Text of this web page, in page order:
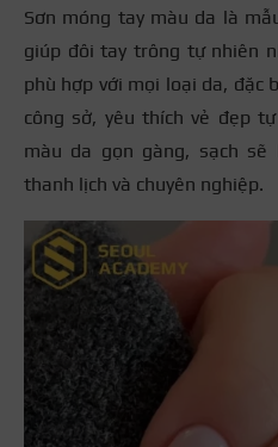
Sơn móng tay màu da là
giúp đôi tay trông tự nhiên
phù hợp với mọi loại da, đặc
công sở, yêu thích vẻ đẹp
màu da gọn gàng, sạch
thanh lịch và chuyên nghiệp.